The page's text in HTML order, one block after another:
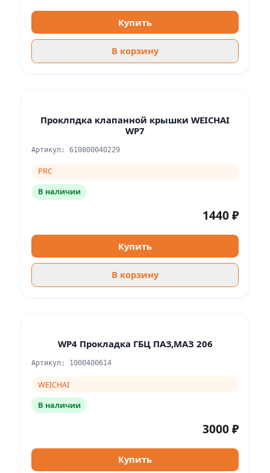
Купить
В корзину
Проклпдка клапанной крышки WEICHAI
WP7
Артикул: 610800040229
PRC
В наличии
1440 ₽
Купить
В корзину
WP4 Прокладка ГБЦ ПАЗ,МАЗ 206
Артикул: 1000400614
WEICHAI
В наличии
3000 ₽
Купить